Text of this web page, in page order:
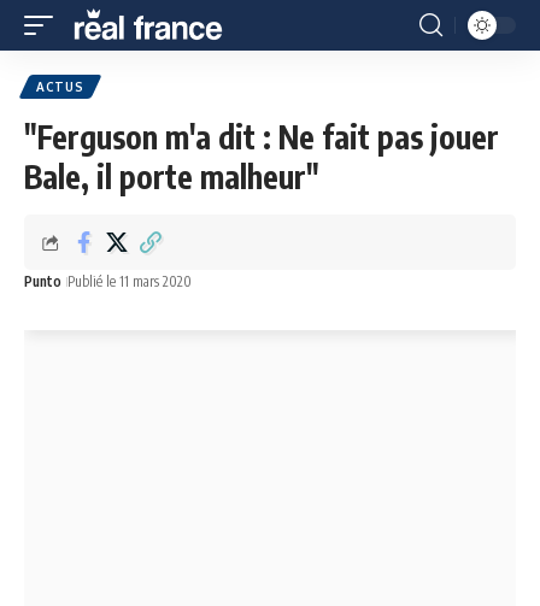
ACTUS
"Ferguson m'a dit : Ne fait pas jouer
Bale, il porte malheur"
Punto Publié le 11 mars 2020